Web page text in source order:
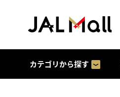
カテゴリから探す